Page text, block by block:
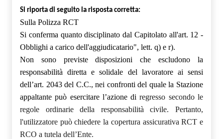
Si riporta di seguito la risposta corretta:
Sulla Polizza RCT
Si conferma quanto disciplinato dal Capitolato all'art. 12 -
Obblighi a carico dell'aggiudicatario", lett. q) e r).
Non sono previste disposizioni che escludono la
responsabilità diretta e solidale del lavoratore ai sensi
dell’art. 2043 del C.C., nei confronti del quale la Stazione
appaltante può esercitare l’azione diregresso secondo le
regole ordinarie della responsabilità civile. Pertanto,
l'utilizzatore può chiedere la copertura assicurativa RCT e
RCO a tutela dell’Ente.